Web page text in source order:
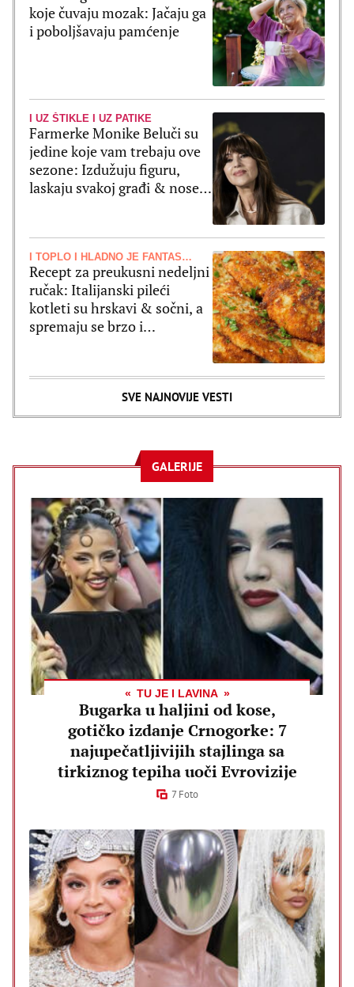
koje čuvaju mozak: Jačaju ga
i poboljšavaju pamćenje
I UZ ŠTIKLE I UZ PATIKE
Farmerke Monike Beluči su
jedine koje vam trebaju ove
sezone: Izdužuju figuru,
laskaju svakoj građi & nose
I TOPLO I HLADNO JE FANTASTIČNO
Recept za preukusni nedeljni
ručak: Italijanski pileći
kotleti su hrskavi & sočni, a
spremaju se brzo i
SVE NAJNOVIJE VESTI
GALERIJE
TU JE I LAVINA
Bugarka u haljini od kose,
gotičko izdanje Crnogorke: 7
najupečatljivijih stajlinga sa
tirkiznog tepiha uoči Evrovizije
7 Foto